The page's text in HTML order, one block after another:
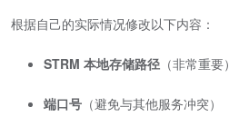
根据自己的实际情况修改以下内容：
STRM 本地存储路径 （非常重要）
端口号 （避免与其他服务冲突）